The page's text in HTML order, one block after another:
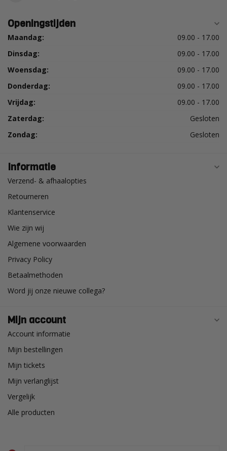
Openingstijden
Maandag:
09.00 - 17.00
Dinsdag:
09.00 - 17.00
Woensdag:
09.00 - 17.00
Donderdag:
09.00 - 17.00
Vrijdag:
09.00 - 17.00
Zaterdag:
Gesloten
Zondag:
Gesloten
Informatie
Verzend- & afhaalopties
Retourneren
Klantenservice
Wie zijn wij
Algemene voorwaarden
Privacy Policy
Betaalmethoden
Word jij onze nieuwe collega?
Mijn account
Account informatie
Mijn bestellingen
Mijn tickets
Mijn verlanglijst
Vergelijk
Alle producten